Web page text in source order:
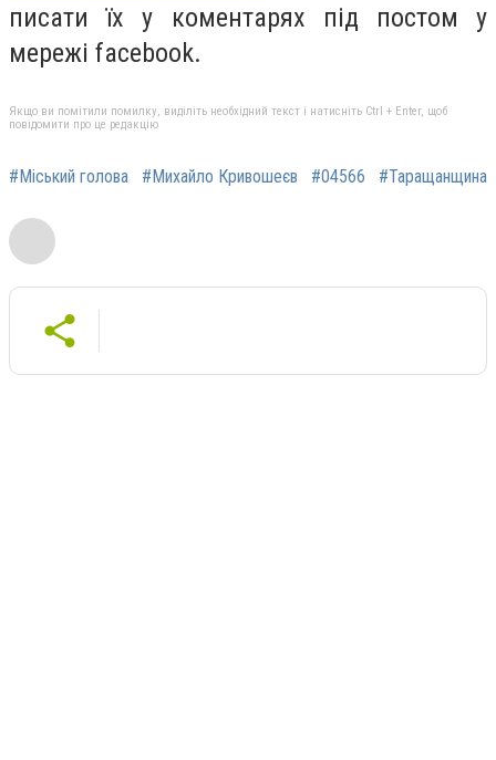
писати їх у коментарях під постом у
мережі facebook.
Якщо ви помітили помилку, виділіть необхідний текст і натисніть Ctrl + Enter, щоб
повідомити про це редакцію
#Міський голова #Михайло Кривошеєв #04566 #Таращанщина